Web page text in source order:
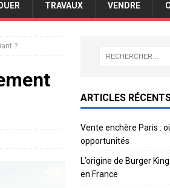
TRAVAUX VENDRE
?
ARTICLES
Vente enchère Paris :
opportunités
L’origine de Burger
en France